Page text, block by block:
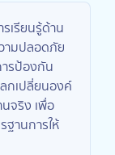
เรียนรู้ด้าน
มปลอดภัย
ารป้องกัน
กเปลี่ยนองค์
จริง เพื่อ
ฐานการให้